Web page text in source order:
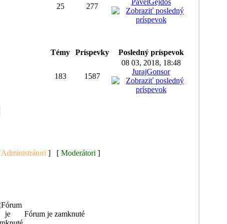
25 277
PavelGejdos
Témy Príspevky
Posledný príspevok
183 1587
08 03, 2018, 18:48
JurajGonsor
Administrátori ] [ Moderátori ]
Fórum je zamknuté